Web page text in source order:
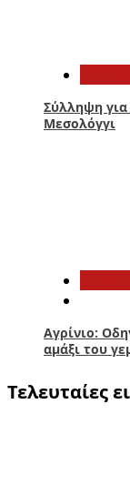
Σύλληψη για
Μεσολόγγι
Αγρίνιο:
αμάξι του
Τελευταίες